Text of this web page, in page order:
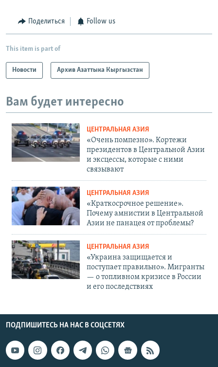
Поделиться Follow us
This item is part of
Новости Архив Азаттыка Кыргызстан
Вам будет интересно
ЦЕНТРАЛЬНАЯ АЗИЯ
«Очень помпезно». Кортежи
президентов в Центральной Азии
и эксцессы, которые с ними
связывают
ЦЕНТРАЛЬНАЯ АЗИЯ
«Краткосрочное решение».
Почему амнистии в Центральной
Азии не панацея от проблемы?
ЦЕНТРАЛЬНАЯ АЗИЯ
«Украина защищается и
поступает правильно». Мигранты
— о топливном кризисе в России
и его последствиях
ПОДПИШИТЕСЬ НА НАС В СОЦСЕТЯХ